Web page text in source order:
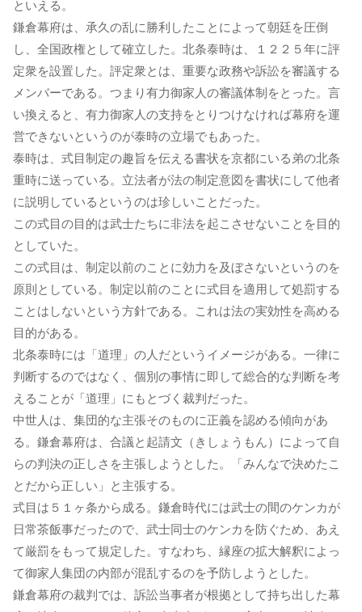
といえる。
鎌倉幕府は、承久の乱に勝利したことによって朝廷を圧倒
し、全国政権として確立した。北条泰時は、１２２５年に評
定衆を設置した。評定衆とは、重要な政務や訴訟を審議する
メンバーである。つまり有力御家人の審議体制をとった。言
い換えると、有力御家人の支持をとりつけなければ幕府を運
営できないというのが泰時の立場でもあった。
泰時は、式目制定の趣旨を伝える書状を京都にいる弟の北条
重時に送っている。立法者が法の制定意図を書状にして他者
に説明しているというのは珍しいことだった。
この式目の目的は武士たちに非法を起こさせないことを目的
としていた。
この式目は、制定以前のことに効力を及ぼさないというのを
原則としている。制定以前のことに式目を適用して処罰する
ことはしないという方針である。これは法の実効性を高める
目的がある。
北条泰時には「道理」の人だというイメージがある。一律に
判断するのではなく、個別の事情に即して総合的な判断を考
えることが「道理」にもとづく裁判だった。
中世人は、集団的な主張そのものに正義を認める傾向があ
る。鎌倉幕府は、合議と起請文（きしょうもん）によって自
らの判決の正しさを主張しようとした。「みんなで決めたこ
とだから正しい」と主張する。
式目は５１ヶ条から成る。鎌倉時代には武士の間のケンカが
日常茶飯事だったので、武士同士のケンカを防ぐため、あえ
て厳罰をもって規定した。すなわち、縁座の拡大解釈によっ
て御家人集団の内部が混乱するのを予防しようとした。
鎌倉幕府の裁判では、訴訟当事者が根拠として持ち出した幕